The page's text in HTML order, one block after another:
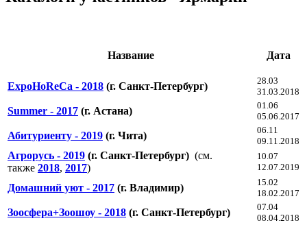
Название Дата
ExpoHoReCa - 2018 (г. Санкт-Петербург)
28.03
31.03.2018
Summer - 2017 (г. Астана)
01.06
05.06.2017
Абитуриенту - 2019 (г. Чита)
06.11
09.11.2018
Агрорусь - 2019 (г. Санкт-Петербург) (см.
также 2018, 2017)
10.07
12.07.2019
Домашний уют - 2017 (г. Владимир)
15.02
18.02.2017
Зоосфера+Зоошоу - 2018 (г. Санкт-Петербург)
07.04
08.04.2018